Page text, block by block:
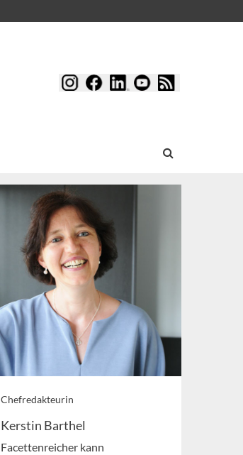
Chefredakteurin
Kerstin Barthel
Facettenreicher kann